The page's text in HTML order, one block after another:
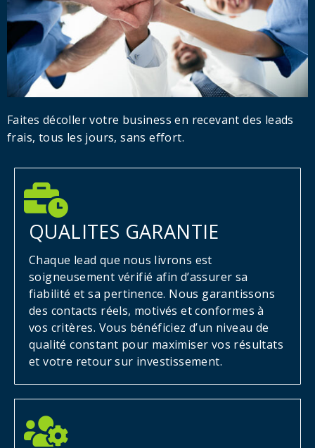
Faites décoller votre business en recevant des leads
frais, tous les jours, sans effort.
QUALITES GARANTIE
Chaque lead que nous livrons est
soigneusement vérifié afin d’assurer sa
fiabilité et sa pertinence. Nous garantissons
des contacts réels, motivés et conformes à
vos critères. Vous bénéficiez d’un niveau de
qualité constant pour maximiser vos résultats
et votre retour sur investissement.